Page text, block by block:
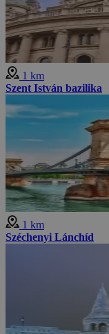
1 km
Szent István bazilika
1 km
Széchenyi Lánchíd